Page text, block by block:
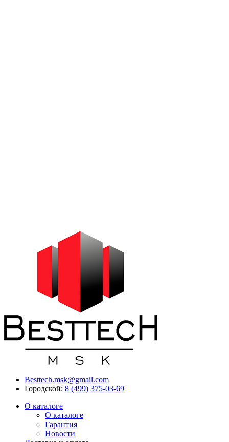
Besttech.msk@gmail.com
Городской: 8 (499) 375-03-69
О каталоге
О каталоге
Гарантия
Новости